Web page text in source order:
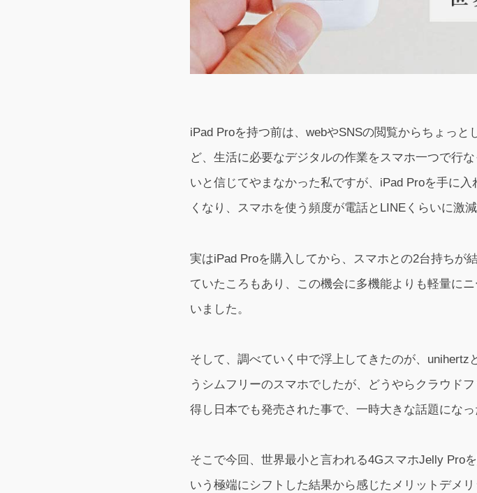
iPad Proを持つ前は、webやSNSの閲覧からちょっ
ど、生活に必要なデジタルの作業をスマホ一つで行
いと信じてやまなかった私ですが、iPad Proを手に
くなり、スマホを使う頻度が電話とLINEくらいに激減
実はiPad Proを購入してから、スマホとの2台持ちが
ていたころもあり、この機会に多機能よりも軽量に
いました。
そして、調べていく中で浮上してきたのが、
うシムフリーのスマホでしたが、どうやらクラウド
得し日本でも発売された事で、一時大きな話題になっ
そこで今回、世界最小と言われる4GスマホJelly Pro
いう極端にシフトした結果から感じたメリットデメ